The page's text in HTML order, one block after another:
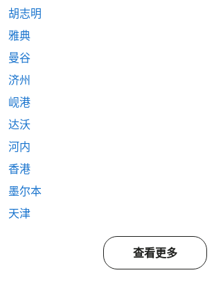
胡志明
雅典
曼谷
济州
岘港
达沃
河内
香港
墨尔本
天津
查看更多